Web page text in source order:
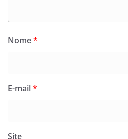
Nome*
E-mail*
Site